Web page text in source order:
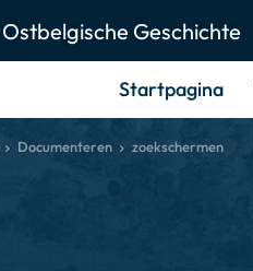
Geschichte
Startpagina
Documenteren zoekschermen